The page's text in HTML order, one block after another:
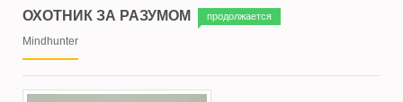
ОХОТНИК ЗА РАЗУМОМ продолжается
Mindhunter